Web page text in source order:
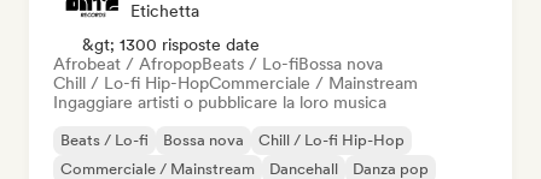
Etichetta
&gt; 1300 risposte date
Afrobeat / AfropopBeats / Lo-fiBossa nova
Chill / Lo-fi Hip-HopCommerciale / Mainstream
Ingaggiare artisti o pubblicare la loro musica
Beats / Lo-fi Bossa nova
Chill / Lo-fi Hip-Hop
Commerciale / Mainstream
Dancehall
Danza pop